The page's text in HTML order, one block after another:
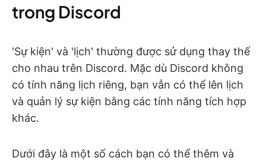
trong Discord
'Sự kiện' và 'lịch' thường được sử dụng thay thế
cho nhau trên Discord. Mặc dù Discord không
có tính năng lịch riêng, bạn vẫn có thể lên lịch
và quản lý sự kiện bằng các tính năng tích hợp
khác.
Dưới đây là một số cách bạn có thể thêm và